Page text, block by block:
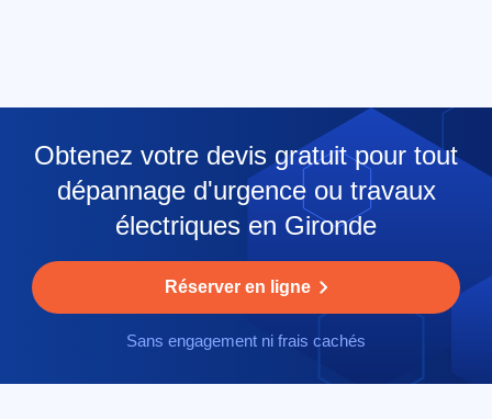
Obtenez votre devis gratuit pour tout
dépannage d'urgence ou travaux
électriques en Gironde
Réserver en ligne
Sans engagement ni frais cachés